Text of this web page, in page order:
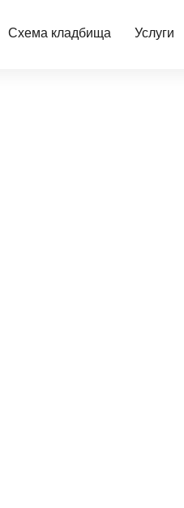
Схема кладбища Услуги